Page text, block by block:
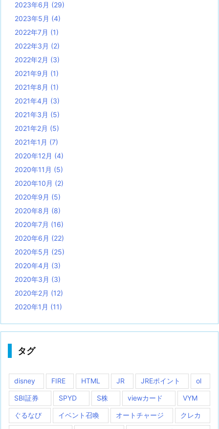
2023年6月 (29)
2023年5月 (4)
2022年7月 (1)
2022年3月 (2)
2022年2月 (3)
2021年9月 (1)
2021年8月 (1)
2021年4月 (3)
2021年3月 (5)
2021年2月 (5)
2021年1月 (7)
2020年12月 (4)
2020年11月 (5)
2020年10月 (2)
2020年9月 (5)
2020年8月 (8)
2020年7月 (16)
2020年6月 (22)
2020年5月 (25)
2020年4月 (3)
2020年3月 (3)
2020年2月 (12)
2020年1月 (11)
タグ
disney FIRE HTML JR JREポイント ol
SBI証券 SPYD S株 viewカード VYM
ぐるなび イベント召喚 オートチャージ クレカ